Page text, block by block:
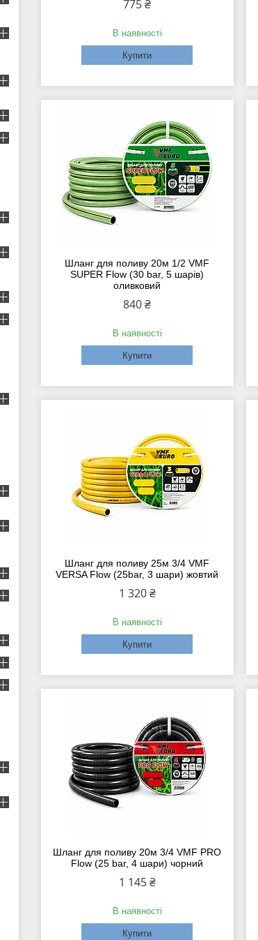
775 ₴
В наявності
Купити
Шланг для поливу 20м 1/2 VMF
SUPER Flow (30 bar, 5 шарів)
оливковий
840 ₴
В наявності
Купити
Шланг для поливу 25м 3/4 VMF
VERSA Flow (25bar, 3 шари) жовтий
1 320 ₴
В наявності
Купити
Шланг для поливу 20м 3/4 VMF PRO
Flow (25 bar, 4 шари) чорний
1 145 ₴
В наявності
Купити